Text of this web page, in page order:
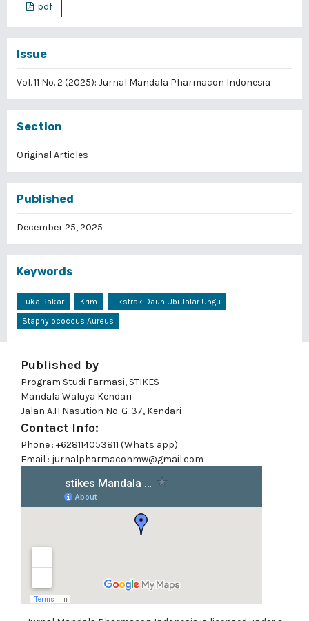
pdf
Issue
Vol. 11 No. 2 (2025): Jurnal Mandala Pharmacon Indonesia
Section
Original Articles
Published
December 25, 2025
Keywords
Luka Bakar Krim
Ekstrak Daun Ubi Jalar Ungu
Staphylococcus Aureus
Published by
Program Studi Farmasi, STIKES
Mandala Waluya Kendari
Jalan A.H Nasution No. G-37, Kendari
Contact Info:
Phone : +628114053811 (Whats app)
Email : jurnalpharmaconmw@gmail.com